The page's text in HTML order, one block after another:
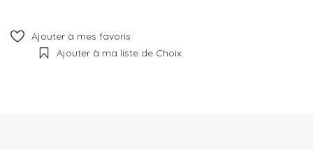
Ajouter à mes favoris
Ajouter à ma liste de Choix